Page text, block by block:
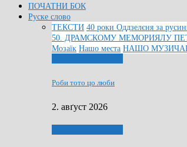
ПОЧАТНИ БОК
Руске слово
ТЕКСТИ 40 роки Оддзелєня за
50. ДРАМСКОМУ МЕМОРИЯЛУ
Мозаїк Нашо места НАШО
Роби тото цо люби
2. авґуст 2026